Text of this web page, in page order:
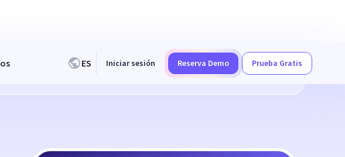
ES Iniciar sesión Reserva Demo
Prueba Gratis